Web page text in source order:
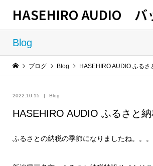
HASEHIRO AUDIO バ
Blog
ブログ Blog HASEHIRO AUDIO ふる
2022.10.15 Blog
HASEHIRO AUDIO ふるさと
ふるさとの納税の季節になりましたね。。。